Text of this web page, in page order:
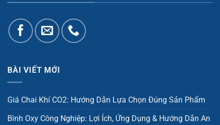
BÀI VIẾT MỚI
Giá Chai Khí CO2: Hướng Dẫn Lựa Chọn Đúng Sản Phẩm
Bình Oxy Công Nghiệp: Lợi Ích, Ứng Dụng & Hướng Dẫn An